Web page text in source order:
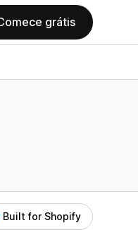
grátis
Built for Shopify